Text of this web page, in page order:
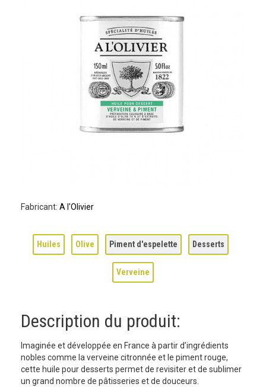
Fabricant: A l'Olivier
Huiles Olive Piment d'espelette Desserts
Verveine
Description du produit:
Imaginée et développée en France à partir d’ingrédients
nobles comme la verveine citronnée et le piment rouge,
cette huile pour desserts permet de revisiter et de sublimer
un grand nombre de pâtisseries et de douceurs.